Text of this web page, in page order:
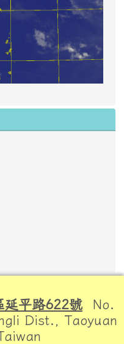
延平路622號 No.
Dist., Taoyuan